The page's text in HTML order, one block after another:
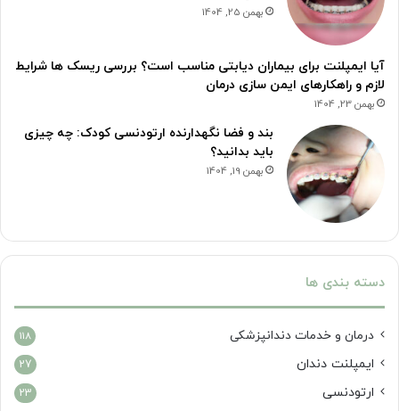
بهمن 25, 1404
آیا ایمپلنت برای بیماران دیابتی مناسب است؟ بررسی ریسک ها شرایط
لازم و راهکارهای ایمن سازی درمان
بهمن 23, 1404
بند و فضا نگهدارنده ارتودنسی کودک: چه چیزی
باید بدانید؟
بهمن 19, 1404
دسته بندی ها
درمان‌ و خدمات دندانپزشکی 118
ایمپلنت دندان 27
ارتودنسی 23